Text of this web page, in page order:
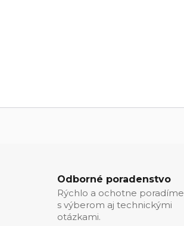
Odborné poradenstvo
Rýchlo a ochotne poradíme
s výberom aj technickými
otázkami.